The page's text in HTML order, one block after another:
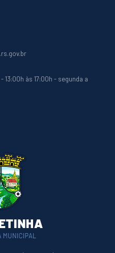
13:00h às 17:00h - segunda a